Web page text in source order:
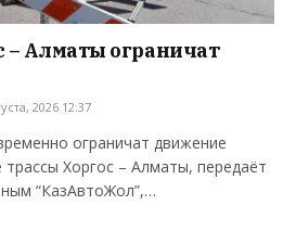
– Алматы ограничат
2026 12:37
ограничат движение
трассы Хоргос – Алматы, передаёт
“КазАвтоЖол”,…